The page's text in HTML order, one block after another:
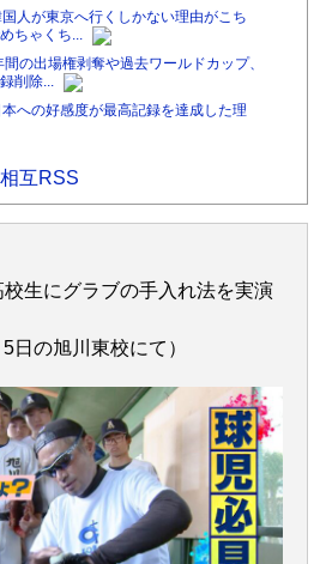
人が東京へ行くしかない理由がこち
ちゃくち...
の出場権剥奪や過去ワールドカップ、
削除...
への好感度が最高記録を達成した理
互RSS
生にグラブの手入れ法を実演
日の旭川東校にて）